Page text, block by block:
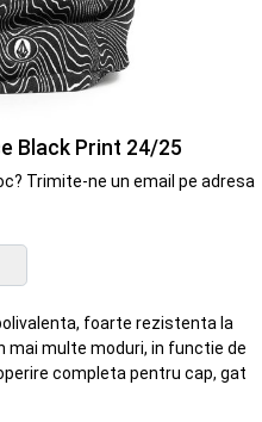
Black Print 24/25
Trimite-ne un email pe adresa
foarte rezistenta la
multe moduri, in functie de
completa pentru cap, gat